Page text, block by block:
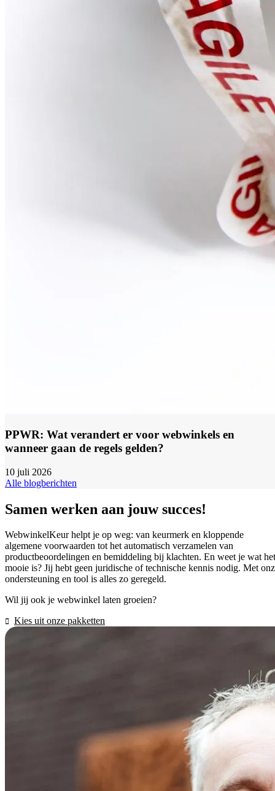
PPWR: Wat verandert er voor webwinkels en
wanneer gaan de regels gelden?
10 juli 2026
Alle blogberichten
Samen werken aan jouw succes!
WebwinkelKeur helpt je op weg: van keurmerk en kloppende
algemene voorwaarden tot het automatisch verzamelen van
productbeoordelingen en bemiddeling bij klachten. En weet je wat het
mooie is? Jij hebt geen juridische of technische kennis nodig. Met
ondersteuning en tool is alles zo geregeld.
Wil jij ook je webwinkel laten groeien?
Kies uit onze pakketten